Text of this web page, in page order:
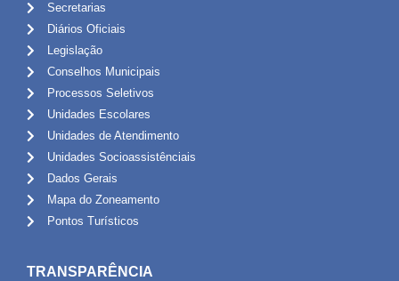
Secretarias
Diários Oficiais
Legislação
Conselhos Municipais
Processos Seletivos
Unidades Escolares
Unidades de Atendimento
Unidades Socioassistênciais
Dados Gerais
Mapa do Zoneamento
Pontos Turísticos
TRANSPARÊNCIA